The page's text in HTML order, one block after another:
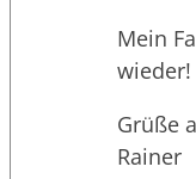
Mein
wieder!
Grüße
Rainer